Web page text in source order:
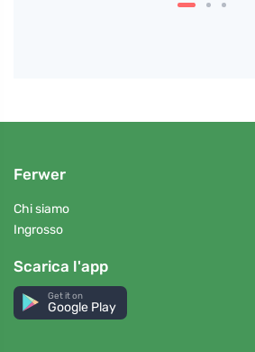
Ferwer
Chi siamo
Ingrosso
Scarica l'app
Get it on
Google Play